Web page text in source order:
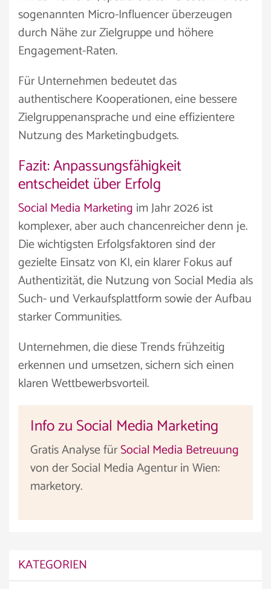
sogenannten Micro-Influencer überzeugen
durch Nähe zur Zielgruppe und höhere
Engagement-Raten.
Für Unternehmen bedeutet das
authentischere Kooperationen, eine bessere
Zielgruppenansprache und eine effizientere
Nutzung des Marketingbudgets.
Fazit: Anpassungsfähigkeit
entscheidet über Erfolg
Social Media Marketing im Jahr 2026 ist
komplexer, aber auch chancenreicher denn je.
Die wichtigsten Erfolgsfaktoren sind der
gezielte Einsatz von KI, ein klarer Fokus auf
Authentizität, die Nutzung von Social Media als
Such- und Verkaufsplattform sowie der Aufbau
starker Communities.
Unternehmen, die diese Trends frühzeitig
erkennen und umsetzen, sichern sich einen
klaren Wettbewerbsvorteil.
Info zu Social Media Marketing
Gratis Analyse fürSocial Media Betreuung
von der Social Media Agentur in Wien:
marketory.
KATEGORIEN